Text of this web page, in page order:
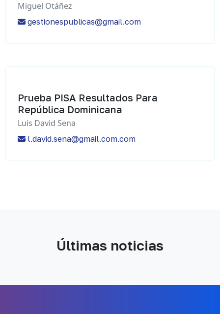
Miguel Otáñez
gestionespublicas@gmail.com
Prueba PISA Resultados Para
República Dominicana
Luis David Sena
l.david.sena@gmail.com.com
Últimas noticias